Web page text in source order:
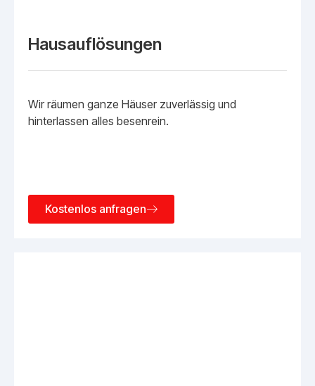
Hausauflösungen
Wir räumen ganze Häuser zuverlässig und
hinterlassen alles besenrein.
Kostenlos anfragen